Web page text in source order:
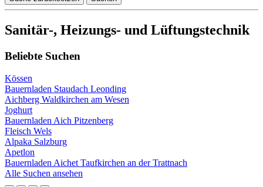
Sanitär-, Heizungs- und Lüftungstechnik
Beliebte Suchen
Kössen
Bauernladen Staudach Leonding
Aichberg Waldkirchen am Wesen
Joghurt
Bauernladen Aich Pitzenberg
Fleisch Wels
Alpaka Salzburg
Apetlon
Bauernladen Aichet Taufkirchen an der Trattnach
Alle Suchen ansehen